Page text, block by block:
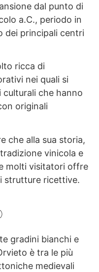
dal punto di
a.C., periodo in
dei principali centri
ricca di
nei quali si
culturali che hanno
originali
che alla sua storia,
vinicola e
molti visitatori offre
strutture ricettive.
gradini bianchi e
è tra le più
medievali